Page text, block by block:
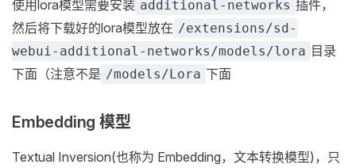
使用lora模型需要安装 additional-networks 插件，
然后将下载好的lora模型放在 /extensions/sd-
webui-additional-networks/models/lora 目录
下面（注意不是 /models/Lora 下面
Embedding 模型
Textual Inversion(也称为 Embedding，文本转换模型)，只